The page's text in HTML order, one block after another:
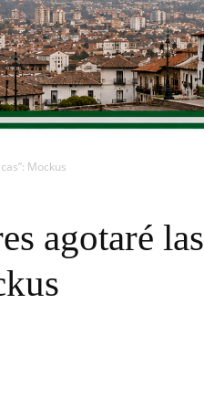
Mockus
agotaré las